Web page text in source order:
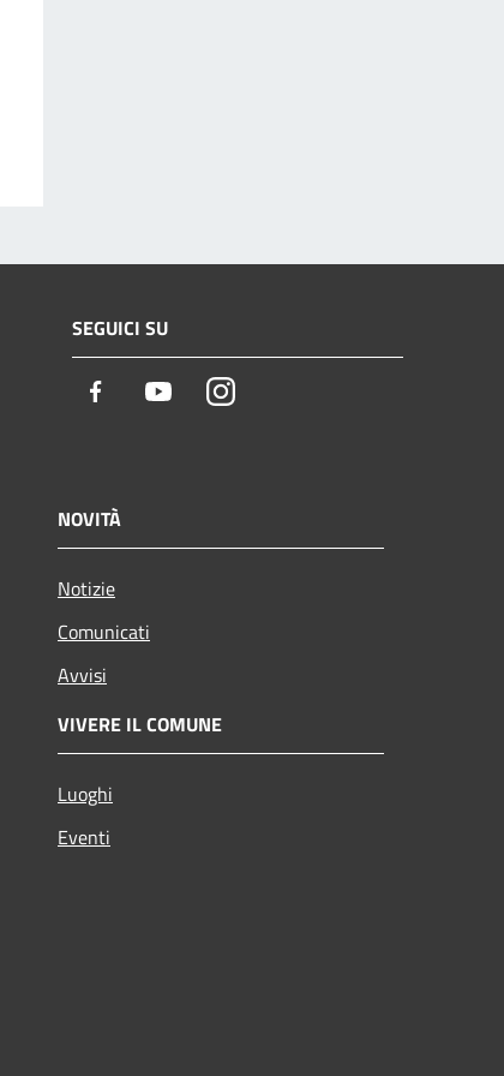
SEGUICI SU
Facebook YoutubeInstagram
NOVITÀ
Notizie
Comunicati
Avvisi
VIVERE IL COMUNE
Luoghi
Eventi